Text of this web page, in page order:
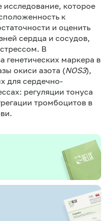
исследование, которое
к
и оценить
сердца и сосудов,
В
генетических маркера в
окиси азота (NOS3),
для сердечно-
регуляции тонуса
тромбоцитов в